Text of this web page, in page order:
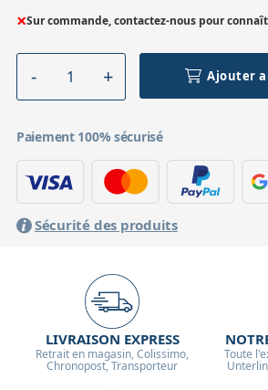
×Sur commande, contactez-nous pour
Ajouter
Paiement 100% sécurisé
Sécurité des produits
LIVRAISON EXPRESS
Retrait en magasin, Colissimo,
Chronopost, Transporteur
Toute